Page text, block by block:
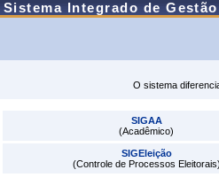
Sistema Integrado de
O sistema
SIGAA
(Acadêmico)
SIGEleição
(Controle de Processos Eleitorais)